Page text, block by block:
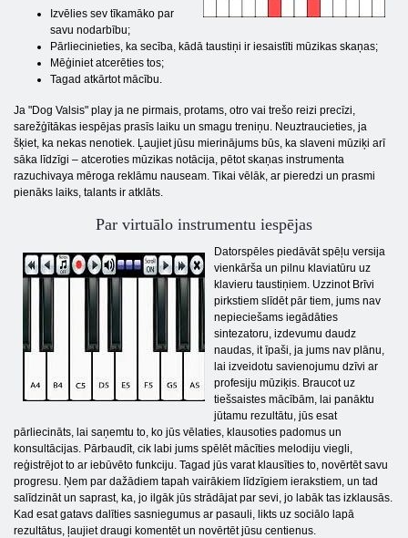
Izvēlies sev tīkamāko par
savu nodarbību;
Pārliecinieties, ka secība, kādā taustiņi ir iesaistīti mūzikas skaņas;
Mēģiniet atcerēties tos;
Tagad atkārtot mācību.
Ja "Dog Valsis" play ja ne pirmais, protams, otro vai trešo reizi precīzi,
sarežģītākas iespējas prasīs laiku un smagu treniņu. Neuztraucieties, ja
šķiet, ka nekas nenotiek. Ļaujiet jūsu mierinājums būs, ka slaveni mūziķi arī
sāka līdzīgi – atceroties mūzikas notācija, pētot skaņas instrumenta
razuchivaya mēroga reklāmu nauseam. Tikai vēlāk, ar pieredzi un prasmi
pienāks laiks, talants ir atklāts.
Par virtuālo instrumentu iespējas
Datorspēles piedāvāt spēļu versija
vienkārša un pilnu klaviatūru uz
klavieru taustiņiem. Uzzinot Brīvi
pirkstiem slīdēt pār tiem, jums nav
nepieciešams iegādāties
sintezatoru, izdevumu daudz
naudas, it īpaši, ja jums nav plānu,
lai izveidotu savienojumu dzīvi ar
profesiju mūziķis. Braucot uz
tiešsaistes mācībām, lai panāktu
jūtamu rezultātu, jūs esat
pārliecināts, lai saņemtu to, ko jūs vēlaties, klausoties padomus un
konsultācijas. Pārbaudīt, cik labi jums spēlēt mācīties melodiju viegli,
reģistrējot to ar iebūvēto funkciju. Tagad jūs varat klausīties to, novērtēt savu
progresu. Ņem par dažādiem tapah vairākiem līdzīgiem ierakstiem, un tad
salīdzināt un saprast, ka, jo ilgāk jūs strādājat par sevi, jo labāk tas izklausās.
Kad esat gatavs dalīties sasniegumus ar pasauli, likts uz sociālo lapā
rezultātus, ļaujiet draugi komentēt un novērtēt jūsu centienus.